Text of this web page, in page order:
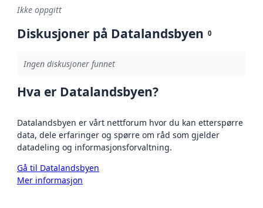
Ikke oppgitt
Diskusjoner på Datalandsbyen 0
Ingen diskusjoner funnet
Hva er Datalandsbyen?
Datalandsbyen er vårt nettforum hvor du kan etterspørre
data, dele erfaringer og spørre om råd som gjelder
datadeling og informasjonsforvaltning.
Gå til Datalandsbyen
Mer informasjon